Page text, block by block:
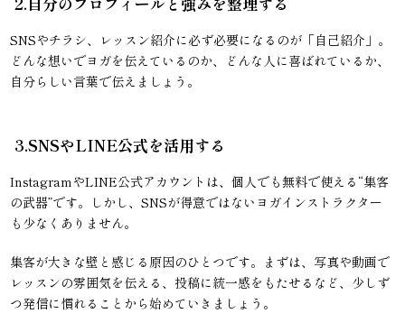
SNSやチラシ、レッスン紹介に必ず必要になるのが「自己紹介」。
どんな想いでヨガを伝えているのか、どんな人に喜ばれているか、
自分らしい言葉で伝えましょう。
3.SNSやLINE公式を活用する
InstagramやLINE公式アカウントは、個人でも無料で使える“集客
の武器”です。しかし、SNSが得意ではないヨガインストラクター
も少なくありません。
集客が大きな壁と感じる原因のひとつです。まずは、写真や動画で
レッスンの雰囲気を伝える、投稿に統一感をもたせるなど、少しず
つ発信に慣れることから始めていきましょう。